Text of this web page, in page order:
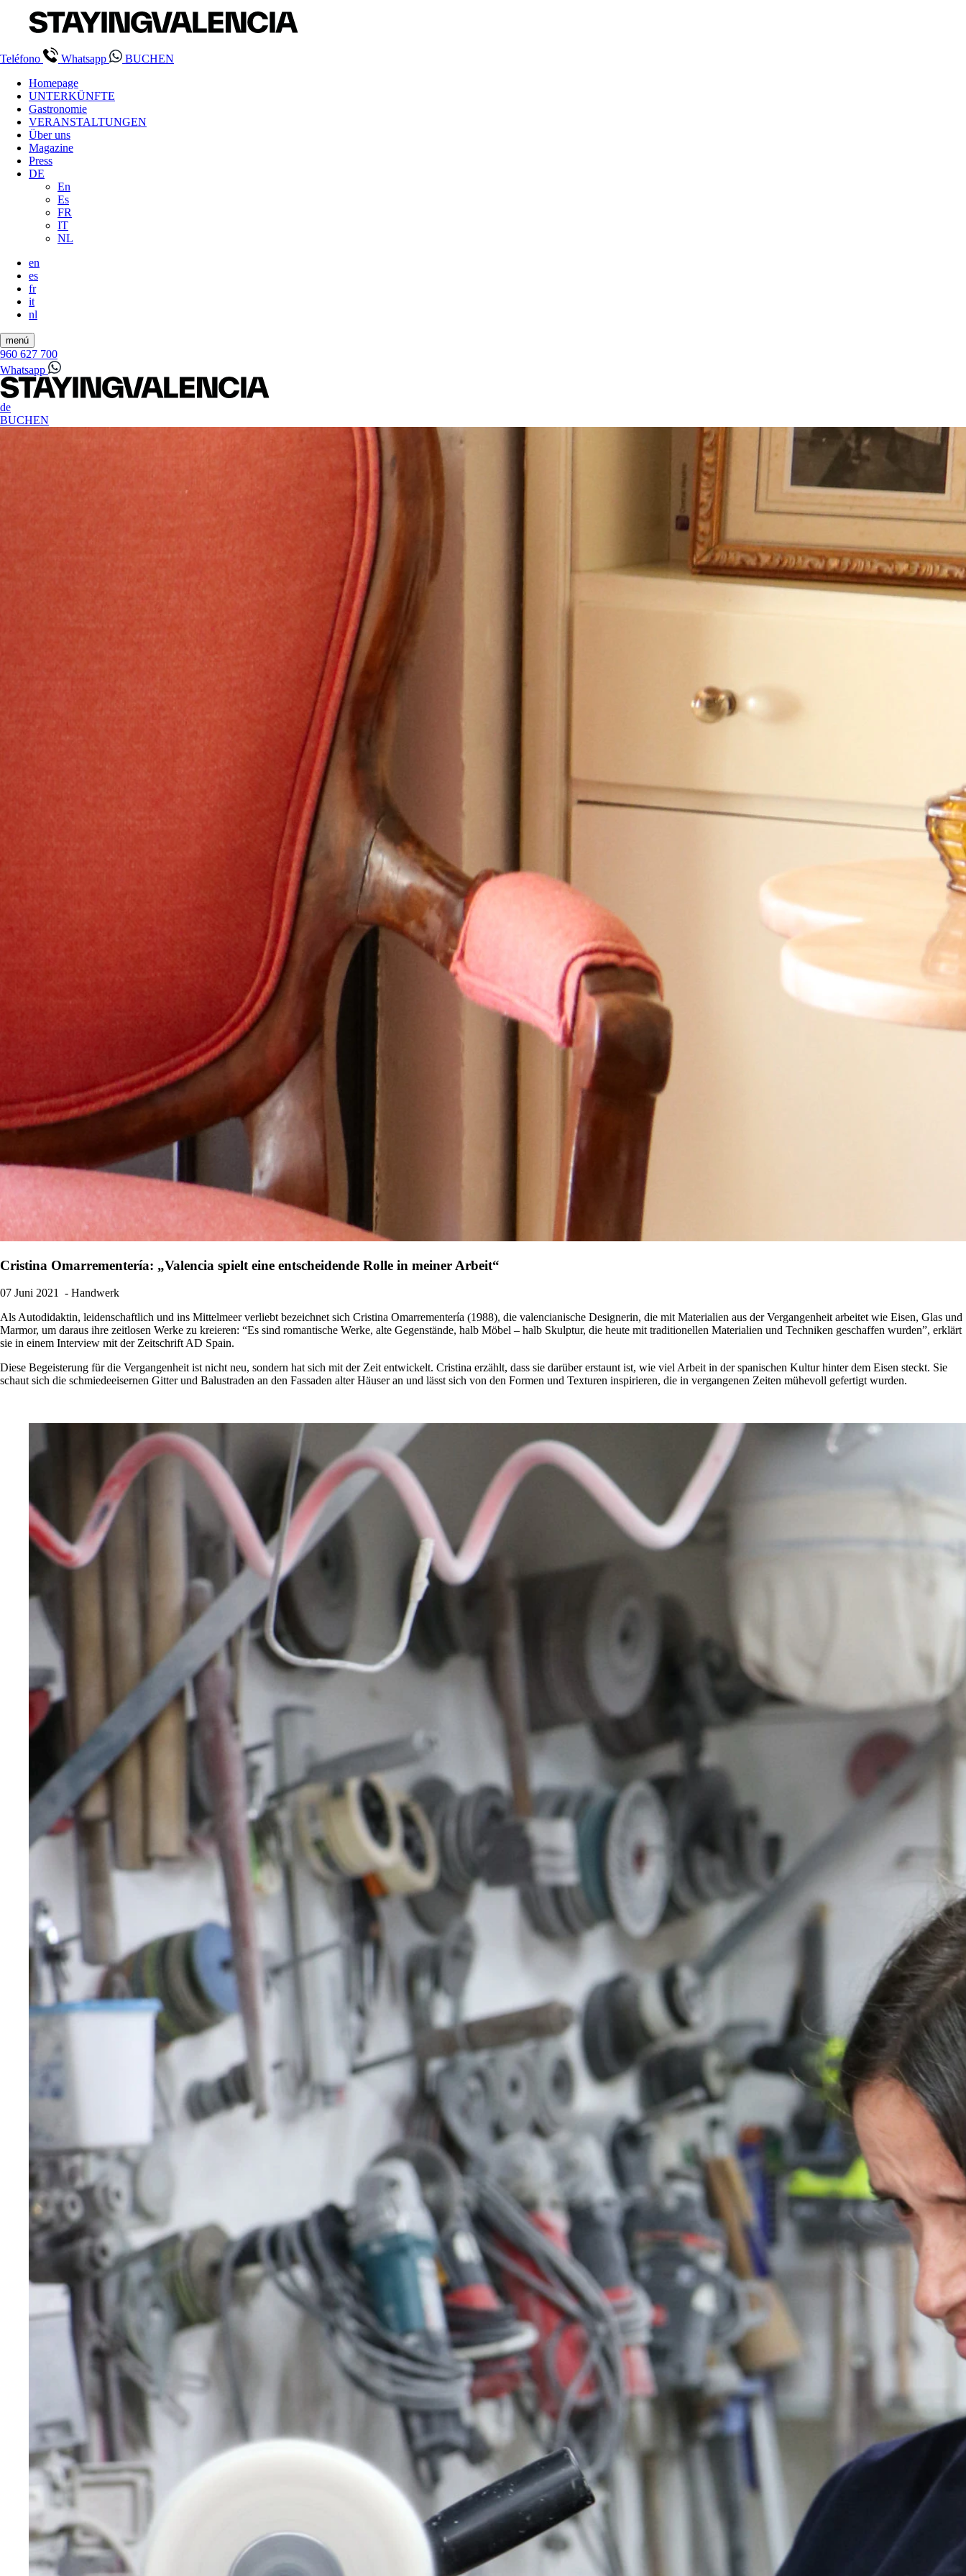
Teléfono Whatsapp
BUCHEN
Homepage
UNTERKÜNFTE
Gastronomie
VERANSTALTUNGEN
Über uns
Magazine
Press
DE
En
Es
FR
IT
NL
en
es
fr
it
nl
menú
960 627 700
Whatsapp
de
BUCHEN
Cristina Omarrementería: „Valencia spielt eine entscheidende Rolle in meiner Arbeit“
07 Juni 2021 - Handwerk
Als Autodidaktin, leidenschaftlich und ins Mittelmeer verliebt bezeichnet sich Cristina Omarrementería (1988), die valencianische Designerin, die mit Materialien aus der Vergangenheit arbeitet wie Eisen, Glas und
Marmor, um daraus ihre zeitlosen Werke zu kreieren: “Es sind romantische Werke, alte Gegenstände, halb Möbel – halb Skulptur, die heute mit traditionellen Materialien und Techniken geschaffen wurden”, erklärt
sie in einem Interview mit der Zeitschrift AD Spain.
Diese Begeisterung für die Vergangenheit ist nicht neu, sondern hat sich mit der Zeit entwickelt. Cristina erzählt, dass sie darüber erstaunt ist, wie viel Arbeit in der spanischen Kultur hinter dem Eisen steckt. Sie
schaut sich die schmiedeeisernen Gitter und Balustraden an den Fassaden alter Häuser an und lässt sich von den Formen und Texturen inspirieren, die in vergangenen Zeiten mühevoll gefertigt wurden.